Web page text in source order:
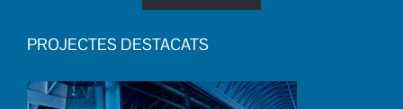
PROJECTES DESTACATS